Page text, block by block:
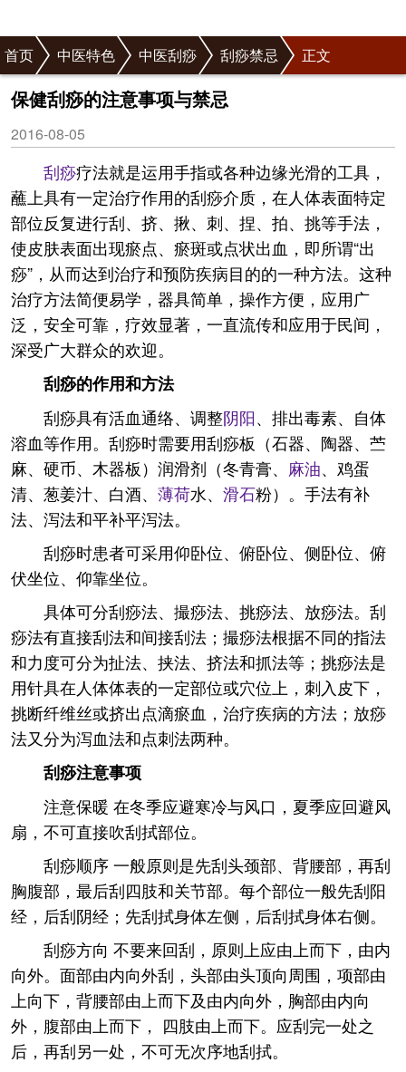
首页 中医特色 中医刮痧 刮痧禁忌 正文
保健刮痧的注意事项与禁忌
2016-08-05
刮痧疗法就是运用手指或各种边缘光滑的工具，
蘸上具有一定治疗作用的刮痧介质，在人体表面特定
部位反复进行刮、挤、揪、刺、捏、拍、挑等手法，
使皮肤表面出现瘀点、瘀斑或点状出血，即所谓“出
痧”，从而达到治疗和预防疾病目的的一种方法。这种
治疗方法简便易学，器具简单，操作方便，应用广
泛，安全可靠，疗效显著，一直流传和应用于民间，
深受广大群众的欢迎。
刮痧的作用和方法
刮痧具有活血通络、调整阴阳、排出毒素、自体
溶血等作用。刮痧时需要用刮痧板（石器、陶器、苎
麻、硬币、木器板）润滑剂（冬青膏、 麻油、鸡蛋
清、葱姜汁、白酒、 薄荷水、 滑石粉）。手法有补
法、泻法和平补平泻法。
刮痧时患者可采用仰卧位、俯卧位、侧卧位、俯
伏坐位、仰靠坐位。
具体可分刮痧法、撮痧法、挑痧法、放痧法。刮
痧法有直接刮法和间接刮法；撮痧法根据不同的指法
和力度可分为扯法、挟法、挤法和抓法等；挑痧法是
用针具在人体体表的一定部位或穴位上，刺入皮下，
挑断纤维丝或挤出点滴瘀血，治疗疾病的方法；放痧
法又分为泻血法和点刺法两种。
刮痧注意事项
注意保暖 在冬季应避寒冷与风口，夏季应回避风
扇，不可直接吹刮拭部位。
刮痧顺序 一般原则是先刮头颈部、背腰部，再刮
胸腹部，最后刮四肢和关节部。每个部位一般先刮阳
经，后刮阴经；先刮拭身体左侧，后刮拭身体右侧。
刮痧方向 不要来回刮，原则上应由上而下，由内
向外。面部由内向外刮，头部由头顶向周围，项部由
上向下，背腰部由上而下及由内向外，胸部由内向
外，腹部由上而下， 四肢由上而下。应刮完一处之
后，再刮另一处，不可无次序地刮拭。